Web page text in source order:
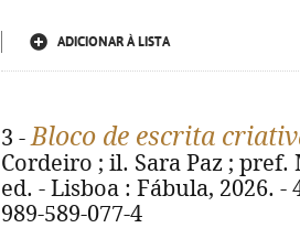
ADICIONAR À LISTA
3 -Bloco de escrita
Cordeiro ; il. Sara Paz ; pref.
ed. - Lisboa : Fábula, 2026. -
989-589-077-4